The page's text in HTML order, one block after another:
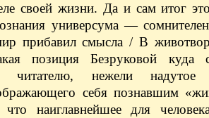
своей жизни. Да и сам итог
универсума —
прибавил смысла / В
позиция Безруковой куда
читателю, нежели надутое
себя познавшим
что наиглавнейшее для